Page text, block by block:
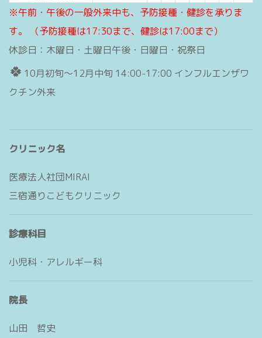
※午前・午後の一般外来中も、予防接種・健診を承りま
す。
（予防接種は17:30まで、健診は17:00まで）
休診日：木曜日・土曜日午後・日曜日・祝祭日
🍀 10月初旬〜12月中旬 14:00-17:00 インフルエンザワ
クチン外来
クリニック名
医療法人社団MIRAI
三宿通りこどもクリニック
診療科目
小児科・アレルギー科
院長
山田 哲史